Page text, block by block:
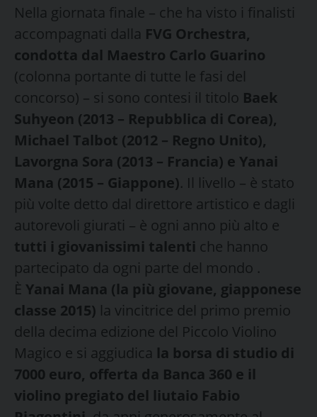
Nella giornata finale – che ha visto i finalisti
accompagnati dalla FVG Orchestra,
condotta dal Maestro Carlo Guarino
(colonna portante di tutte le fasi del
concorso) – si sono contesi il titolo Baek
Suhyeon (2013 – Repubblica di Corea),
Michael Talbot (2012 – Regno Unito),
Lavorgna Sora (2013 – Francia) e Yanai
Mana (2015 – Giappone). Il livello – è stato
più volte detto dal direttore artistico e dagli
autorevoli giurati – è ogni anno più alto e
tutti i giovanissimi talenti che hanno
partecipato da ogni parte del mondo .
È Yanai Mana (la più giovane, giapponese
classe 2015) la vincitrice del primo premio
della decima edizione del Piccolo Violino
Magico e si aggiudica la borsa di studio di
7000 euro, offerta da Banca 360 e il
violino pregiato del liutaio Fabio